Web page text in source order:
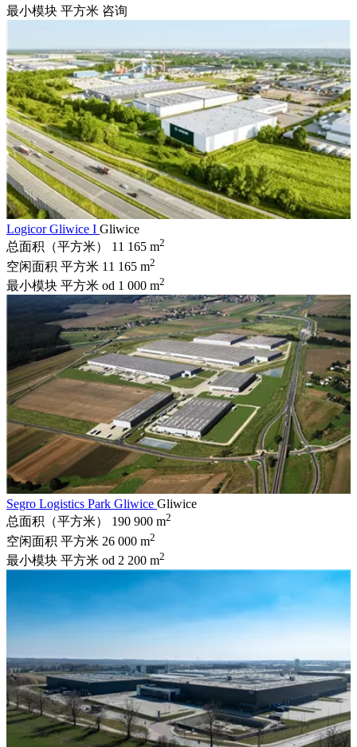
最小模块 平方米 咨询
Logicor Gliwice I Gliwice
总面积（平方米）
11 165 m2
空闲面积 平方米 11 165 m2
最小模块 平方米 od 1 000 m2
Segro Logistics Park Gliwice Gliwice
总面积（平方米）
190 900 m2
空闲面积 平方米 26 000 m2
最小模块 平方米 od 2 200 m2